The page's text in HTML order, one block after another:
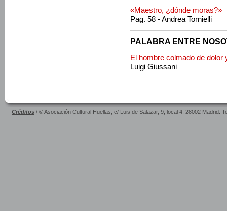
«Maestro, ¿dónde moras?»
Pag. 58 - Andrea Tornielli
PALABRA ENTRE
El hombre colmado de dolor
Luigi Giussani
Créditos / © Asociación Cultural Huellas, c/ Luis de Salazar, 9, local 4. 28002 Madrid.